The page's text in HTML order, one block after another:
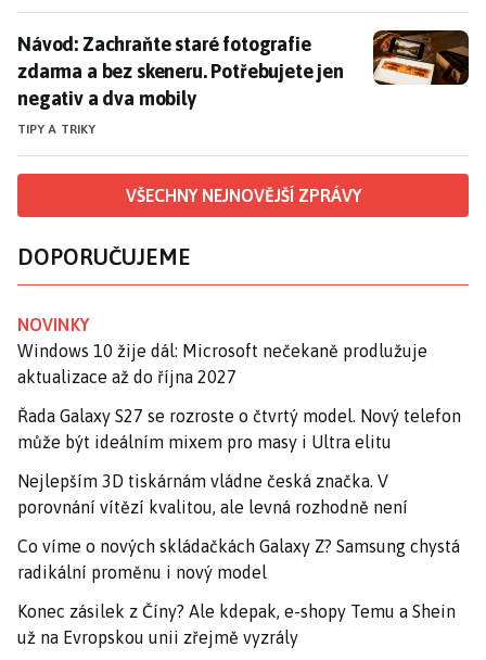
Návod: Zachraňte staré fotografie zdarma a bez
Návod: Zachraňte staré fotografie
zdarma a bez skeneru. Potřebujete jen
negativ a dva mobily
TIPY A TRIKY
VŠECHNY NEJNOVĚJŠÍ ZPRÁVY
DOPORUČUJEME
NOVINKY
Windows 10 žije dál: Microsoft nečekaně prodlužuje
aktualizace až do října 2027
Řada Galaxy S27 se rozroste o čtvrtý model. Nový telefon
může být ideálním mixem pro masy i Ultra elitu
Nejlepším 3D tiskárnám vládne česká značka. V
porovnání vítězí kvalitou, ale levná rozhodně není
Co víme o nových skládačkách Galaxy Z? Samsung chystá
radikální proměnu i nový model
Konec zásilek z Číny? Ale kdepak, e-shopy Temu a Shein
už na Evropskou unii zřejmě vyzrály